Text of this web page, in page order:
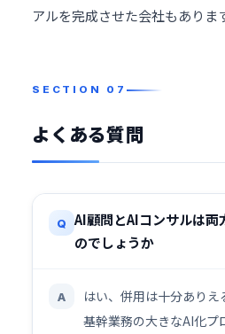
アルを完成させた会社もありま
よくある質問
Q
AI顧問とAIコンサルは両
のでしょうか
A
はい、併用は十分あり
基幹業務の大きなAI化プ